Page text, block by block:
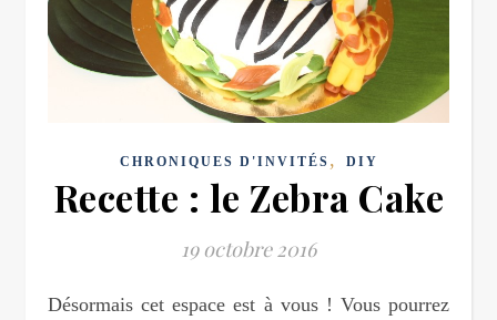
CHRONIQUES D'INVITÉS , DIY
Recette : le Zebra Cake
19 octobre 2016
Désormais cet espace est à vous ! Vous pourrez